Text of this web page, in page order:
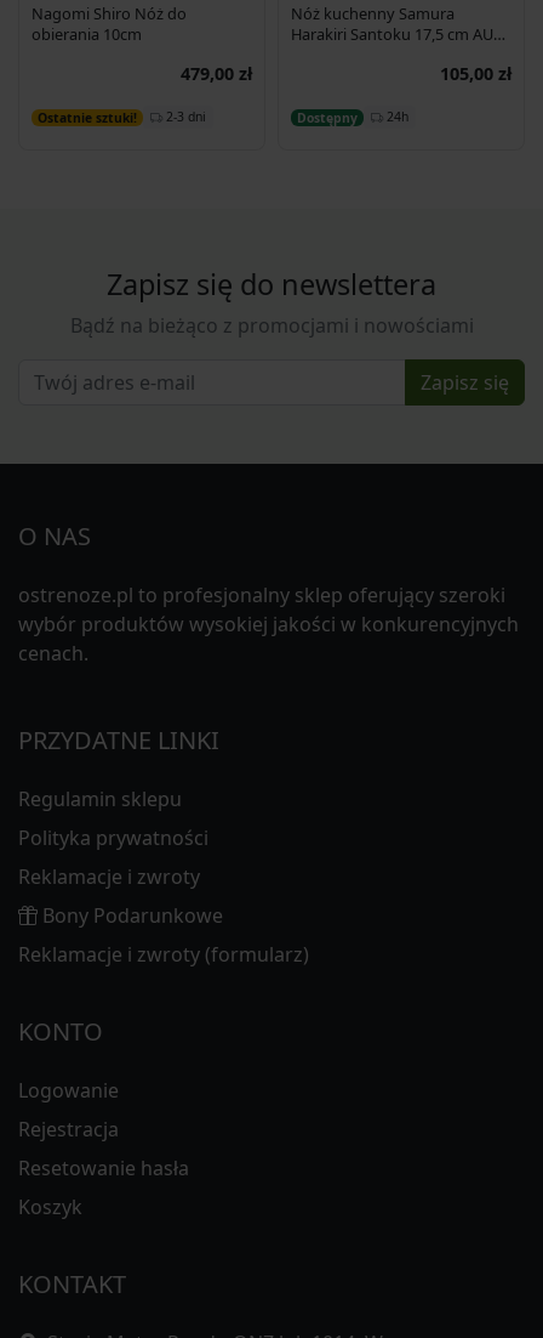
Nagomi Shiro Nóż do
obierania 10cm
479,00 zł
Ostatnie sztuki! 2-3 dni
Dodaj do koszyka
Nóż kuchenny Samura
Harakiri Santoku 17,5 cm AUS-
105,00 zł
Dostępny 24h
Dodaj do koszyka
Zapisz się do newslettera
Bądź na bieżąco z promocjami i nowościami
Zapisz się
O NAS
ostrenoze.pl to profesjonalny sklep oferujący szeroki
wybór produktów wysokiej jakości w konkurencyjnych
cenach.
PRZYDATNE LINKI
Regulamin sklepu
Polityka prywatności
Reklamacje i zwroty
Bony Podarunkowe
Reklamacje i zwroty (formularz)
KONTO
Logowanie
Rejestracja
Resetowanie hasła
Koszyk
KONTAKT